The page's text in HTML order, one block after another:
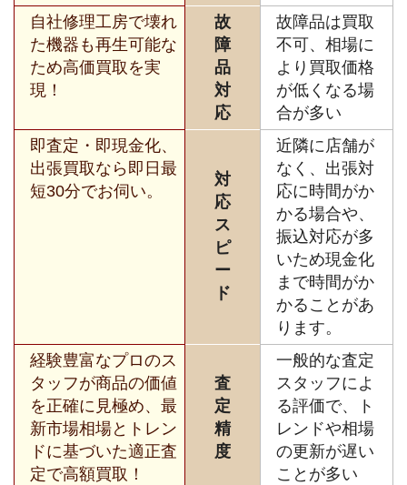
自社修理工房で壊れ
た機器も再生可能な
ため高価買取を実
現！
故
障
品
対
応
故障品は買取
不可、相場に
より買取価格
が低くなる場
合が多い
即査定・即現金化、
出張買取なら即日最
短30分でお伺い。
対
応
ス
ピ
ー
ド
近隣に店舗が
なく、出張対
応に時間がか
かる場合や、
振込対応が多
いため現金化
まで時間がか
かることがあ
ります。
経験豊富なプロのス
タッフが商品の価値
を正確に見極め、最
新市場相場とトレン
ドに基づいた適正査
定で高額買取！
査
定
精
度
一般的な査定
スタッフによ
る評価で、ト
レンドや相場
の更新が遅い
ことが多い